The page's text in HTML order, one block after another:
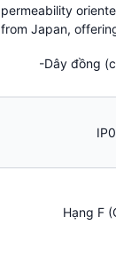
permeability
from Japan,
-Dây đồng
Hạng F